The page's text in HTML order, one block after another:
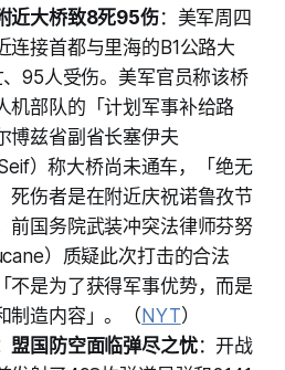
近大桥致8死95伤：美军周四
连接首都与里海的B1公路大
95人受伤。美军官员称该桥
机部队的「计划军事补给路
博兹省副省长塞伊夫
）称大桥尚未通车，「绝无
死伤者是在附近庆祝诺鲁孜节
前国务院武装冲突法律师芬努
）质疑此次打击的合法
不是为了获得军事优势，而是
制造内容」。（NYT）
盟国防空面临弹尽之忧：开战